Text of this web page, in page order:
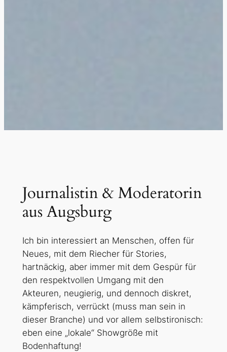
Journalistin & Moderatorin
aus Augsburg
Ich bin interessiert an Menschen, offen für
Neues, mit dem Riecher für Stories,
hartnäckig, aber immer mit dem Gespür für
den respektvollen Umgang mit den
Akteuren, neugierig, und dennoch diskret,
kämpferisch, verrückt (muss man sein in
dieser Branche) und vor allem selbstironisch:
eben eine „lokale“ Showgröße mit
Bodenhaftung!